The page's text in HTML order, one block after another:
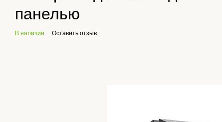
панелью
В наличии Оставить отзыв